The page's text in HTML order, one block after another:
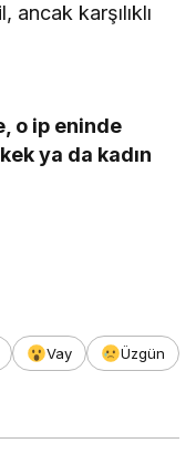
ancak karşılıklı
o ip eninde
ya da kadın
Vay
Üzgün